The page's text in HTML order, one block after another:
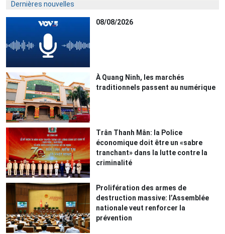
Dernières nouvelles
08/08/2026
À Quang Ninh, les marchés
traditionnels passent au numérique
Trân Thanh Mân: la Police
économique doit être un «sabre
tranchant» dans la lutte contre la
criminalité
Prolifération des armes de
destruction massive: l’Assemblée
nationale veut renforcer la
prévention